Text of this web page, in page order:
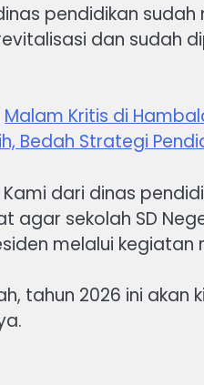
pendidikan
dan sudah
Malam Kritis di
Bedah Strategi
Kami dari dinas
agar sekolah SD
melalui kegiatan
tahun 2026 ini akan